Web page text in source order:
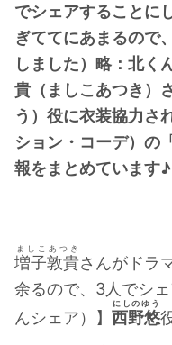
・目黒蓮
・ 京本大我
・松村北斗
・
赤楚衛二
・
木村拓哉（キムタ
・佐藤健
・ 永瀬廉
・ 平野紫耀
でシェアすることに
ぎててにあまるので
しました）略：北く
貴（ましこあつき）
う）役に衣装協力さ
ション・コーデ）の
報をまとめています♪
増子敦貴
ましこあつき
さんがドラ
余るので、3人でシ
んシェア）】 西野悠
にしのゆう